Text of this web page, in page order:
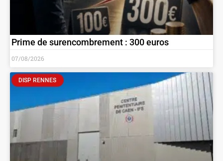
Prime de surencombrement : 300 euros
07/08/2026
DISP RENNES